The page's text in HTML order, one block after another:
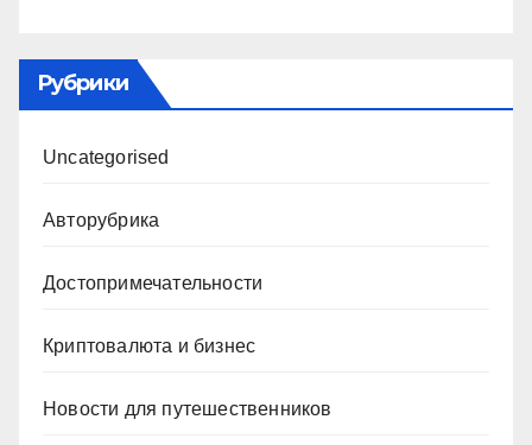
Рубрики
Uncategorised
Авторубрика
Достопримечательности
Криптовалюта и бизнес
Новости для путешественников